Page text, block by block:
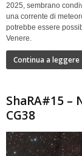
2025, sembrano
una corrente di
potrebbe essere
Venere.
Continua a leggere
ShaRA#15 –
CG38